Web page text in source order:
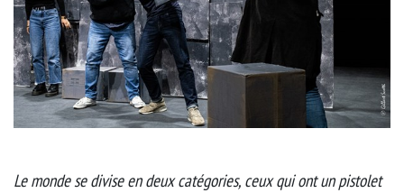
Le monde se divise en deux catégories, ceux qui ont un pistolet